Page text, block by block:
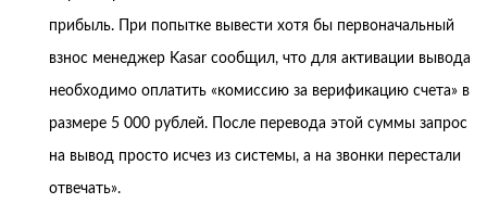
прибыль. При попытке вывести хотя бы первоначальный
взнос менеджер Kasar сообщил, что для активации вывода
необходимо оплатить «комиссию за верификацию счета» в
размере 5 000 рублей. После перевода этой суммы запрос
на вывод просто исчез из системы, а на звонки перестали
отвечать».